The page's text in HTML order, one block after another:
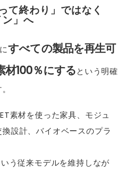
終わり」ではなく
ン」へ
すべての製品を再生可
100％にするという明確
素材を使った家具、モジュ
設計、バイオベースのプラ
う従来モデルを維持しなが